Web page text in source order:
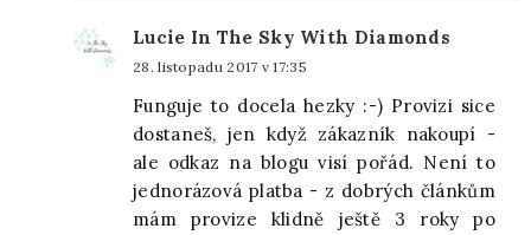
Lucie In The Sky With Diamonds
28. listopadu 2017 v 17:35
Funguje to docela hezky :-) Provizi sice
dostaneš, jen když zákazník nakoupí -
ale odkaz na blogu visí pořád. Není to
jednorázová platba - z dobrých článkům
mám provize klidně ještě 3 roky po